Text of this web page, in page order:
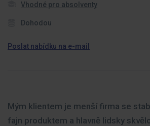
Vhodné pro absolventy
Dohodou
Poslat nabídku na e-mail
Mým klientem je menší firma se
fajn produktem a hlavně lidsky